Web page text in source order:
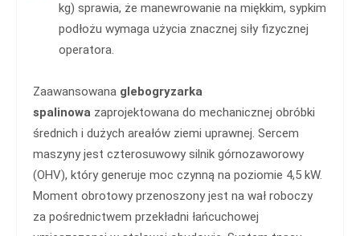
kg) sprawia, że manewrowanie na miękkim, sypkim
podłożu wymaga użycia znacznej siły fizycznej
operatora.
Zaawansowana glebogryzarka
spalinowa zaprojektowana do mechanicznej obróbki
średnich i dużych areałów ziemi uprawnej. Sercem
maszyny jest czterosuwowy silnik górnozaworowy
(OHV), który generuje moc czynną na poziomie 4,5 kW.
Moment obrotowy przenoszony jest na wał roboczy
za pośrednictwem przekładni łańcuchowej